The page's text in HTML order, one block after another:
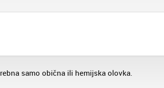
samo obična ili hemijska olovka.